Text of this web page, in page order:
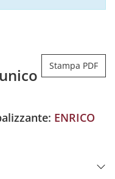
Stampa PDF
ENRICO